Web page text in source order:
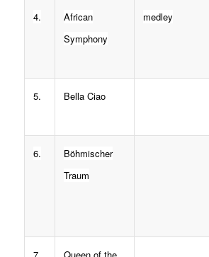
4.
African
Symphony
medley
5. Bella Ciao
6.
Böhmischer
Traum
7.
Queen of the